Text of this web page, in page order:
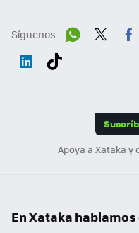
Síguenos
Apoya a Xataka
En Xataka hablamos